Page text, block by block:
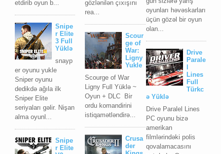
etdirib oyun b...
Snipe
r Elite
3 Full
Yüklə
snayp
er oyunu yukle
Sniper oyunu
dedikdə ağıla ilk
Sniper Elite
seriyaları gəlir. Nişan
alma oyunl...
Snipe
r Elite
oyunları həvəskarları
üçün gözəl bir oyun
olan...
Drive
Parale
Lines
Full
Türkc
ə Yüklə
Drive Paralel Lines
PC oyunu bizə
amerikan
filmlərindəki polis
qovalamacasını
gözlənilən çıxışını
rea...
Scour
ge of
War:
Ligny
Yukle
Scourge of War
Ligny Full Yüklə ~
Oyun + DLC Bir
ordu komandirini
istiqamətləndirə...
Crusa
der